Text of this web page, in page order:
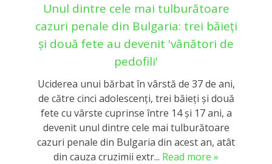
Unul dintre cele mai tulburătoare
cazuri penale din Bulgaria: trei băieți
și două fete au devenit 'vânători de
pedofili'
Uciderea unui bărbat în vârstă de 37 de ani,
de către cinci adolescenţi, trei băieţi şi două
fete cu vârste cuprinse între 14 şi 17 ani, a
devenit unul dintre cele mai tulburătoare
cazuri penale din Bulgaria din acest an, atât
din cauza cruzimii extr... Read more »